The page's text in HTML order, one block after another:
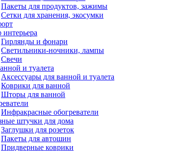
Пакеты для продуктов, зажимы
Сетки для хранения, экосумки
интерьера
Гирлянды и фонари
Светильники-ночники, лампы
Свечи
и туалета
Аксессуары для ванной и туалета
Коврики для ванной
Шторы для ванной
Инфракрасные обогреватели
штучки для дома
Заглушки для розеток
Пакеты для автошин
Придверные коврики